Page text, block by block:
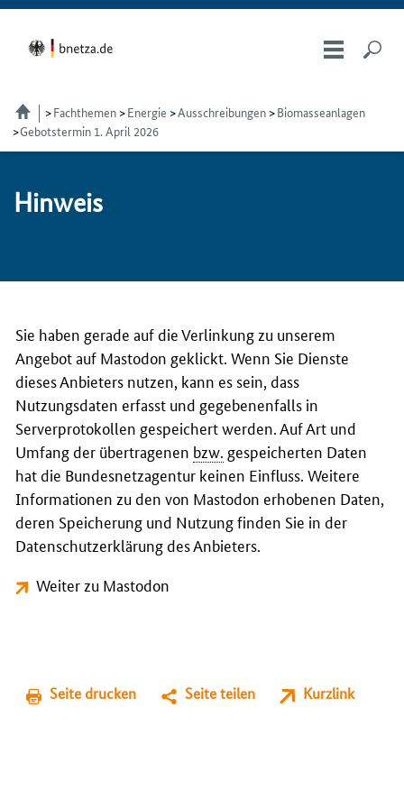
Fachthemen Energie Ausschreibungen
Biomasseanlagen
Gebotstermin 1. April 2026
Hin­weis
Sie haben gerade auf die Verlinkung zu unserem
Angebot auf Mastodon geklickt. Wenn Sie Dienste
dieses Anbieters nutzen, kann es sein, dass
Nutzungsdaten erfasst und gegebenenfalls in
Serverprotokollen gespeichert werden. Auf Art und
Umfang der übertragenen bzw. gespeicherten Daten
hat die Bundesnetzagentur keinen Einfluss. Weitere
Informationen zu den von Mastodon erhobenen Daten,
deren Speicherung und Nutzung finden Sie in der
Datenschutzerklärung des Anbieters.
Weiter zu Mastodon
Seite drucken Seite teilen Kurzlink